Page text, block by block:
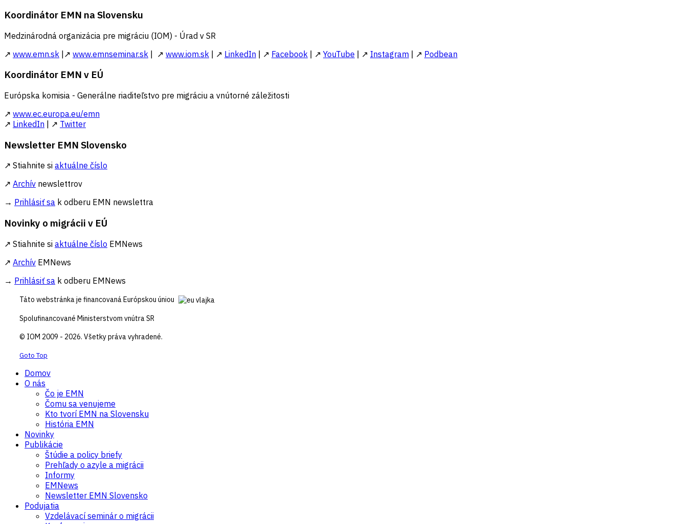
Koordinátor EMN na Slovensku
Medzinárodná organizácia pre migráciu (IOM) - Úrad v SR
↗ www.emn.sk |↗ www.emnseminar.sk | ↗ www.iom.sk | ↗ LinkedIn | ↗ Facebook | ↗ YouTube | ↗ Instagram | ↗ Podbean
Koordinátor EMN v EÚ
Európska komisia - Generálne riaditeľstvo pre migráciu a vnútorné záležitosti
↗ www.ec.europa.eu/emn
↗ LinkedIn | ↗ Twitter
Newsletter EMN Slovensko
↗ Stiahnite si aktuálne číslo
↗ Archív newslettrov
→ Prihlásiť sa k odberu EMN newslettra
Novinky o migrácii v EÚ
↗ Stiahnite si aktuálne číslo EMNews
↗ Archív EMNews
→ Prihlásiť sa k odberu EMNews
Táto webstránka je financovaná Európskou úniou
Spolufinancované Ministerstvom vnútra SR
© IOM 2009 - 2026. Všetky práva vyhradené.
Goto Top
Domov
O nás
Čo je EMN
Čomu sa venujeme
Kto tvorí EMN na Slovensku
História EMN
Novinky
Publikácie
Štúdie a policy briefy
Prehľady o azyle a migrácii
Informy
EMNews
Newsletter EMN Slovensko
Podujatia
Vzdelávací seminár o migrácii